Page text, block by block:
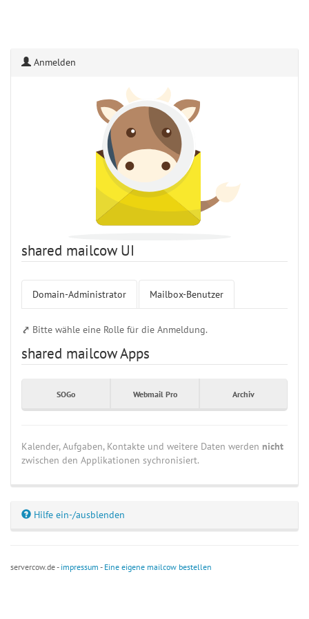
Anmelden
shared mailcow UI
Domain-Administrator Mailbox-Benutzer
⤤ Bitte wähle eine Rolle für die Anmeldung.
shared mailcow Apps
SOGo Webmail Pro Archiv
Kalender, Aufgaben, Kontakte und weitere Daten werden nicht
zwischen den Applikationen sychronisiert.
Hilfe ein-/ausblenden
servercow.de - impressum - Eine eigene mailcow bestellen